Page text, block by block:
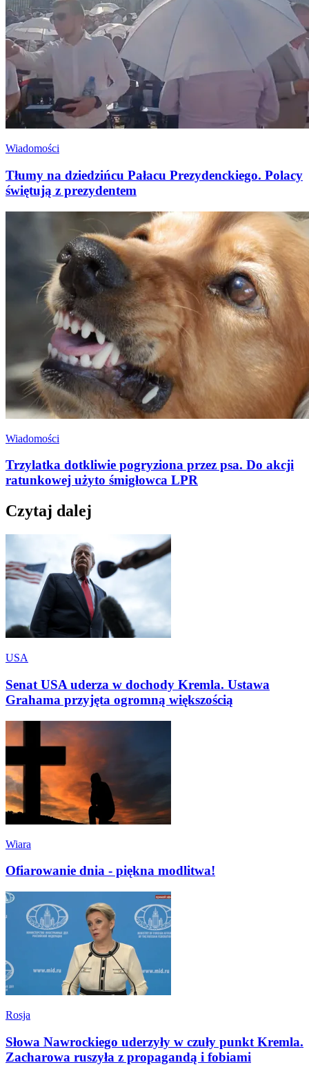
Wiadomości
Tłumy na dziedzińcu Pałacu Prezydenckiego. Polacy
świętują z prezydentem
Wiadomości
Trzylatka dotkliwie pogryziona przez psa. Do akcji
ratunkowej użyto śmigłowca LPR
Czytaj dalej
USA
Senat USA uderza w dochody Kremla. Ustawa
Grahama przyjęta ogromną większością
Wiara
Ofiarowanie dnia - piękna modlitwa!
Rosja
Słowa Nawrockiego uderzyły w czuły punkt Kremla.
Zacharowa ruszyła z propagandą i fobiami